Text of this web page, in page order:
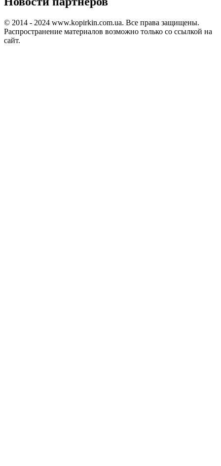
© 2014 - 2024 www.kopirkin.com.ua. Все права защищены.
Распространение материалов возможно только со ссылкой на
сайт.